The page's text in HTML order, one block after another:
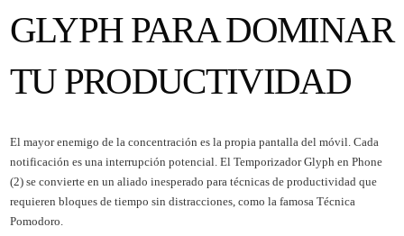
GLYPH PARA DOMINAR
TU PRODUCTIVIDAD
El mayor enemigo de la concentración es la propia pantalla del móvil. Cada
notificación es una interrupción potencial. El Temporizador Glyph en Phone
(2) se convierte en un aliado inesperado para técnicas de productividad que
requieren bloques de tiempo sin distracciones, como la famosa Técnica
Pomodoro.